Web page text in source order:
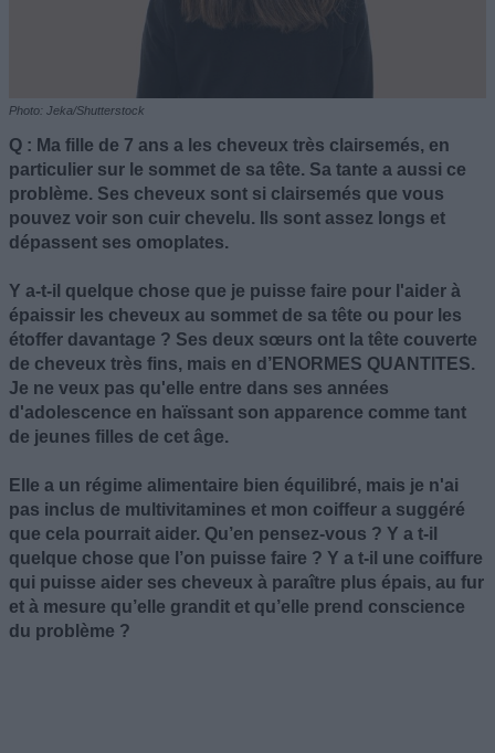
Photo: Jeka/Shutterstock
Q : Ma fille de 7 ans a les cheveux très clairsemés, en
particulier sur le sommet de sa tête. Sa tante a aussi ce
problème. Ses cheveux sont si clairsemés que vous
pouvez voir son cuir chevelu. Ils sont assez longs et
dépassent ses omoplates.
Y a-t-il quelque chose que je puisse faire pour l'aider à
épaissir les cheveux au sommet de sa tête ou pour les
étoffer davantage ? Ses deux sœurs ont la tête couverte
de cheveux très fins, mais en d’ENORMES QUANTITES.
Je ne veux pas qu'elle entre dans ses années
d'adolescence en haïssant son apparence comme tant
de jeunes filles de cet âge.
Elle a un régime alimentaire bien équilibré, mais je n'ai
pas inclus de multivitamines et mon coiffeur a suggéré
que cela pourrait aider. Qu’en pensez-vous ? Y a t-il
quelque chose que l’on puisse faire ? Y a t-il une coiffure
qui puisse aider ses cheveux à paraître plus épais, au fur
et à mesure qu’elle grandit et qu’elle prend conscience
du problème ?